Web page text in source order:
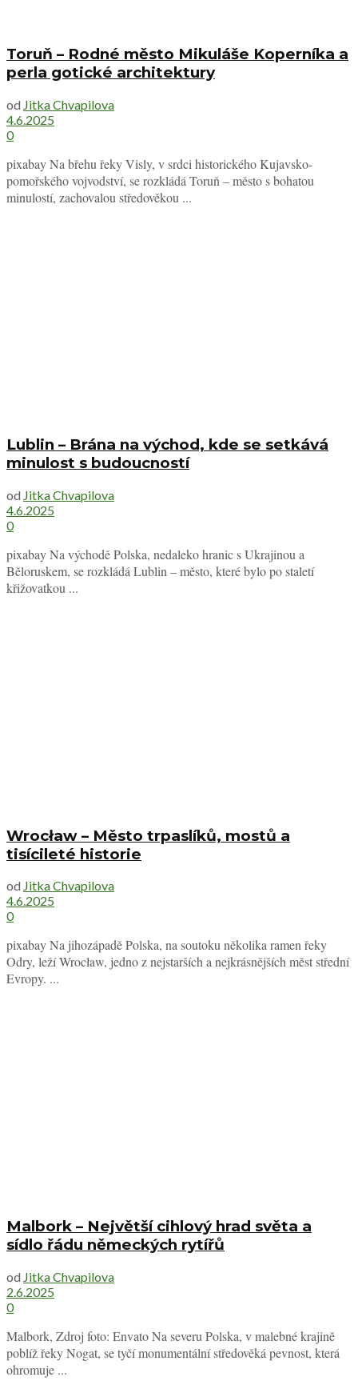
Toruň – Rodné město Mikuláše Koperníka a
perla gotické architektury
od Jitka Chvapilova
4.6.2025
0
pixabay Na břehu řeky Visly, v srdci historického Kujavsko-
pomořského vojvodství, se rozkládá Toruň – město s bohatou
minulostí, zachovalou středověkou ...
Lublin – Brána na východ, kde se setkává
minulost s budoucností
od Jitka Chvapilova
4.6.2025
0
pixabay Na východě Polska, nedaleko hranic s Ukrajinou a
Běloruskem, se rozkládá Lublin – město, které bylo po staletí
křižovatkou ...
Wrocław – Město trpaslíků, mostů a
tisícileté historie
od Jitka Chvapilova
4.6.2025
0
pixabay Na jihozápadě Polska, na soutoku několika ramen řeky
Odry, leží Wrocław, jedno z nejstarších a nejkrásnějších měst střední
Evropy. ...
Malbork – Největší cihlový hrad světa a
sídlo řádu německých rytířů
od Jitka Chvapilova
2.6.2025
0
Malbork, Zdroj foto: Envato Na severu Polska, v malebné krajině
poblíž řeky Nogat, se tyčí monumentální středověká pevnost, která
ohromuje ...